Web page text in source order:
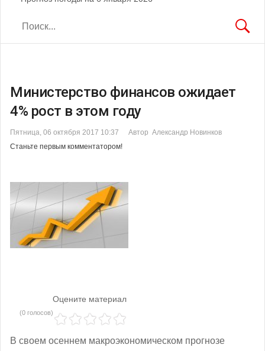
Министерство финансов ожидает
4% рост в этом году
Пятница, 06 октября 2017 10:37
Автор Александр Новинков
Станьте первым комментатором!
Оцените материал
(0 голосов)
В своем осеннем макроэкономическом прогнозе